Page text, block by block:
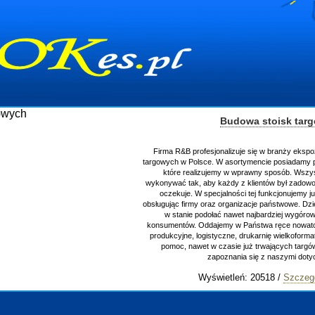
Budowa stoisk targowych
Firma R&B profesjonalizuje się w branży ekspozycyjnej oraz budowie stoisk
targowych w Polsce. W asortymencie posiadamy przyrządzenie stoisk targowych
które realizujemy w wprawny sposób. Wszystkie zlecenia staramy się
wykonywać tak, aby każdy z klientów był zadowolony, oraz otrzymywał to na co
oczekuje. W specjalności tej funkcjonujemy już od 15 lat z powodzeniem
obsługując firmy oraz organizacje państwowe. Dzięki ogromnej wprawie, jesteśmy
w stanie podołać nawet najbardziej wygórowanym żądaniom naszych
konsumentów. Oddajemy w Państwa ręce nowatorskich projektantów, zaplecze
produkcyjne, logistyczne, drukarnię wielkoformatową oraz wszelką niezbędną
pomoc, nawet w czasie już trwających targów. Zapraszamy również do
zapoznania się z naszymi dotychczasowym
Szczegóły wpisu